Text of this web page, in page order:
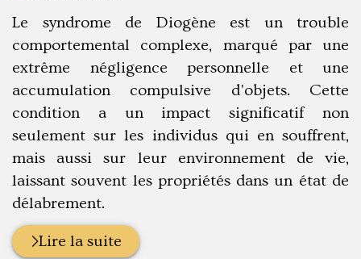
Le syndrome de Diogène est un trouble
comportemental complexe, marqué par une
extrême négligence personnelle et une
accumulation compulsive d'objets. Cette
condition a un impact significatif non
seulement sur les individus qui en souffrent,
mais aussi sur leur environnement de vie,
laissant souvent les propriétés dans un état de
délabrement.
Lire la suite